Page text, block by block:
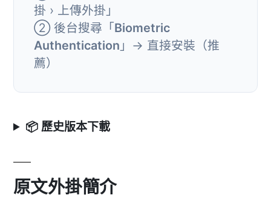
掛 › 上傳外掛」
② 後台搜尋「Biometric
Authentication 」→ 直接安裝（推
薦）
📦 歷史版本下載
原文外掛簡介